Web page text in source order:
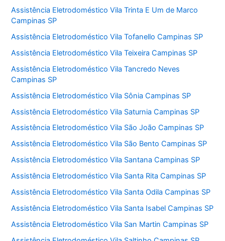
Assistência Eletrodoméstico Vila Trinta E Um de Marco
Campinas SP
Assistência Eletrodoméstico Vila Tofanello Campinas SP
Assistência Eletrodoméstico Vila Teixeira Campinas SP
Assistência Eletrodoméstico Vila Tancredo Neves
Campinas SP
Assistência Eletrodoméstico Vila Sônia Campinas SP
Assistência Eletrodoméstico Vila Saturnia Campinas SP
Assistência Eletrodoméstico Vila São João Campinas SP
Assistência Eletrodoméstico Vila São Bento Campinas SP
Assistência Eletrodoméstico Vila Santana Campinas SP
Assistência Eletrodoméstico Vila Santa Rita Campinas SP
Assistência Eletrodoméstico Vila Santa Odila Campinas SP
Assistência Eletrodoméstico Vila Santa Isabel Campinas SP
Assistência Eletrodoméstico Vila San Martin Campinas SP